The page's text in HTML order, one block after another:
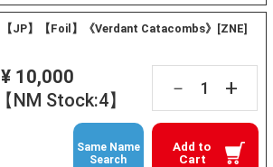
【JP】【Foil】《Verdant Catacombs》[ZNE]
¥ 10,000
【NM Stock:4】
－ +
Add to
Cart
Same Name
Search